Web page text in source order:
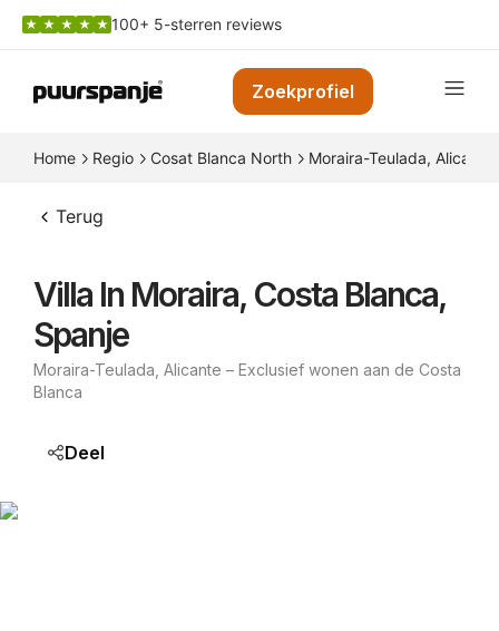
100+ 5-sterren reviews
Zoekprofiel
Home Regio Cosat Blanca North Moraira-Teulada,
Terug
Villa In Moraira, Costa Blanca,
Spanje
Moraira-Teulada, Alicante – Exclusief wonen aan de Costa
Blanca
Deel